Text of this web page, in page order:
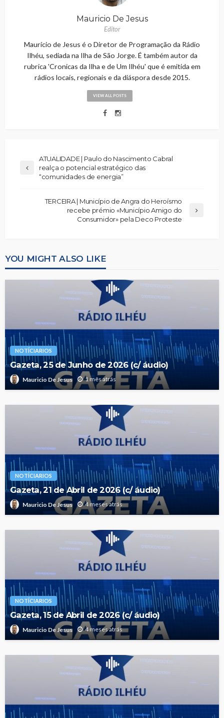
Mauricio De Jesus
Editor
Maurício de Jesus é o Diretor de Programação da Rádio
Ilhéu, sediada na Ilha de São Jorge. É também autor da
rubrica 'Cronicas da Ilha e de Um Ilhéu' que é emitida em
rádios locais, regionais e da diáspora desde 2015.
VIEW ALL POSTS
ATUALIDADE | Paulo do Nascimento Cabral
realça o potencial estratégico das
“comunidades de energia”
TERCEIRA | Município de Angra do Heroísmo
recebe prémio «Município Amigo do
Consumidor» pela Deco Proteste
YOU MIGHT ALSO LIKE
NOTÍCIARIOS
Gazeta, 25 de Junho de 2026 (c/ áudio)
Mauricio De Jesus 1 mês atrás
NOTÍCIARIOS
Gazeta, 21 de Abril de 2026 (c/ áudio)
Mauricio De Jesus 4 meses atrás
NOTÍCIARIOS
Gazeta, 15 de Abril de 2026 (c/ áudio)
Mauricio De Jesus 4 meses atrás